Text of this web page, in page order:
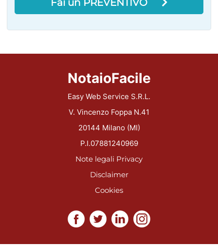
Fai un PREVENTIVO
NotaioFacile
Easy Web Service S.R.L.
V. Vincenzo Foppa N.41
20144 Milano (MI)
P.I.07881240969
Note legali Privacy
Disclaimer
Cookies